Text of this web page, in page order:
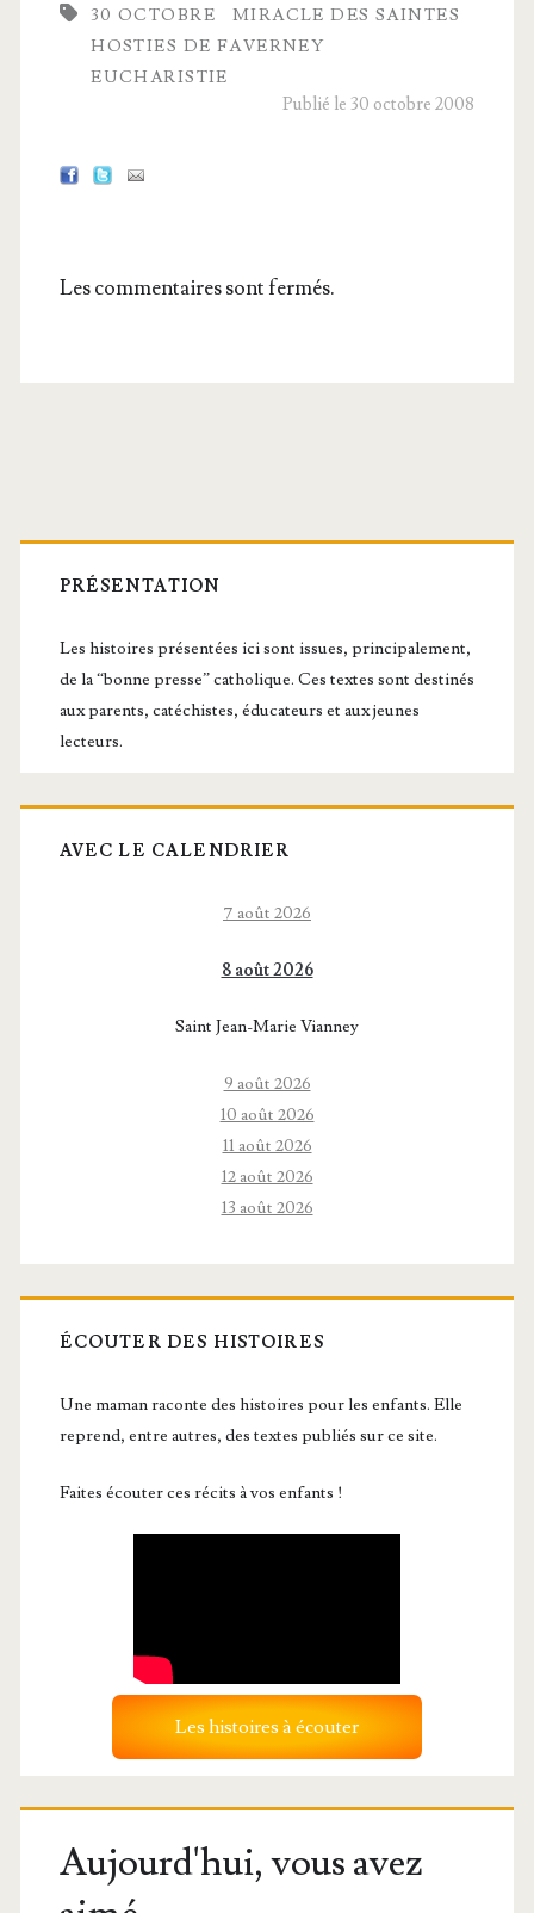
30 OCTOBRE
MIRACLE DES SAINTES
HOSTIES DE FAVERNEY
EUCHARISTIE
Publié le 30 octobre 2008
Les commentaires sont fermés.
Barre
latérale
principale
PRÉSENTATION
Les histoires présentées ici sont issues, principalement,
de la “bonne presse” catholique. Ces textes sont destinés
aux parents, catéchistes, éducateurs et aux jeunes
lecteurs.
AVEC LE CALENDRIER
7 août 2026
8 août 2026
Saint Jean-Marie Vianney
9 août 2026
10 août 2026
11 août 2026
12 août 2026
13 août 2026
ÉCOUTER DES HISTOIRES
Une maman raconte des histoires pour les enfants. Elle
reprend, entre autres, des textes publiés sur ce site.
Faites écouter ces récits à vos enfants !
Les histoires à écouter
Aujourd'hui, vous avez